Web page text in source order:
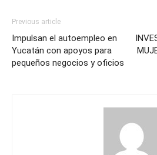
Previous article
Impulsan el autoempleo en
Yucatán con apoyos para
pequeños negocios y oficios